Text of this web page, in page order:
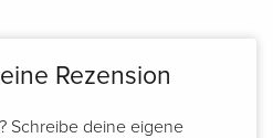
Rezension
Schreibe deine eigene